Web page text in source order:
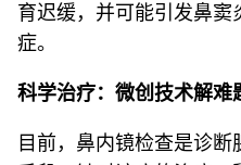
育迟缓，并可能引发鼻窦
症。
科学治疗：微创技术解难
目前，鼻内镜检查是诊